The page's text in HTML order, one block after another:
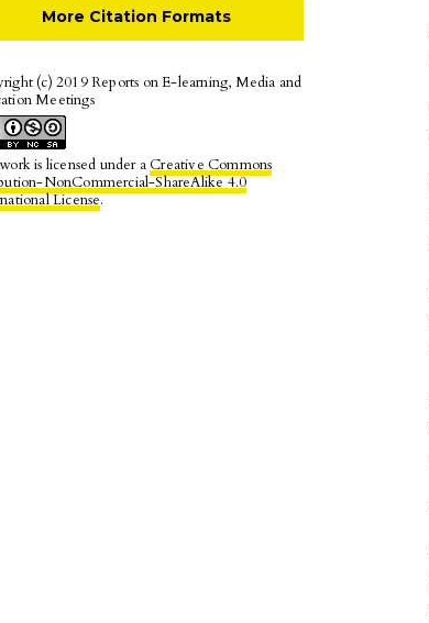
More Citation Formats
(c) 2019 Reports on E-learning, Media and
Meetings
is licensed under a Creative Commons
NonCommercial-ShareAlike 4.0
License.